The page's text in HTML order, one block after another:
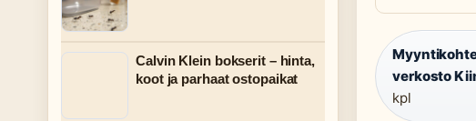
verkosto
kpl
Calvin Klein bokserit – hinta,
koot ja parhaat ostopaikat